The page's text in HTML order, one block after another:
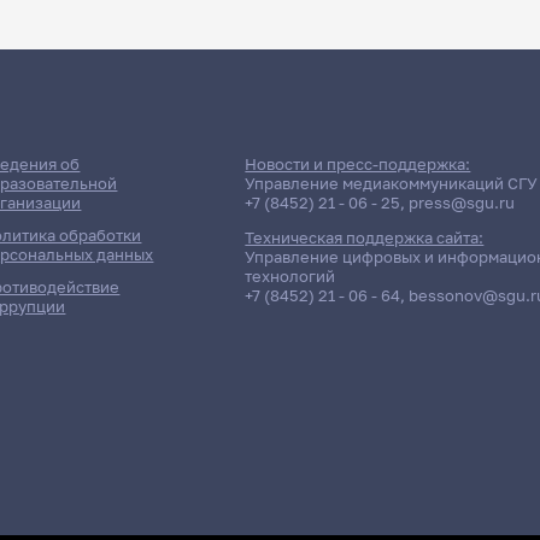
сессии: Юридический
Дневная форма обучения | 341 группа
об
обработки
данных
Новости и пресс-поддержка:
Управление медиакоммуникаций СГУ
+7 (8452) 21 - 06 - 25, press@sgu.ru
Техническая поддержка сайта:
Управление цифровых и
технологий
+7 (8452) 21 - 06 - 64,